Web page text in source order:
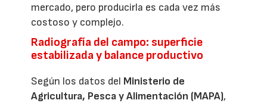
mercado, pero producirla es cada vez más
costoso y complejo.
Radiografía del campo: superficie
estabilizada y balance productivo
Según los datos del Ministerio de
Agricultura, Pesca y Alimentación (MAPA),